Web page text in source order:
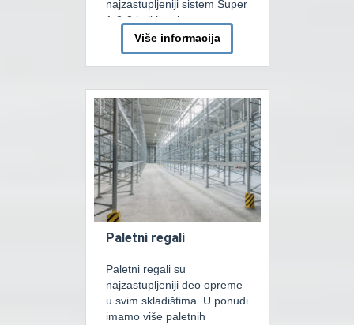
najzastupljeniji sistem Super
1-2-3 koji je vrlo svestran
sistem bez šarafa, stvoren
da zadovolji najšire potrebe
ručno tovarenih skladišnih
karakteristike sistema
SUPER 123 uključuju brzinu
montaže, jednostavnost i
brzinu kojom se […]
Više informacija
Paletni regali
Paletni regali su
najzastupljeniji deo opreme
u svim skladištima. U ponudi
imamo više paletnih